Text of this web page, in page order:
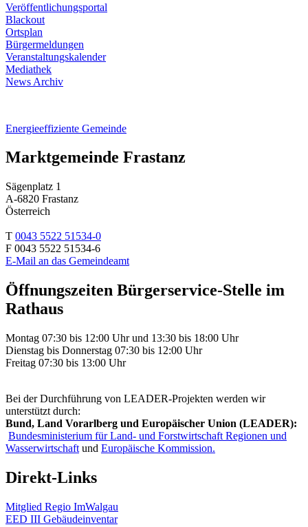
Veröffentlichungsportal
Blackout
Ortsplan
Bürgermeldungen
Veranstaltungskalender
Mediathek
News Archiv
Energieeffiziente Gemeinde
Marktgemeinde Frastanz
Sägenplatz 1
A-6820 Frastanz
Österreich
T 0043 5522 51534-0
F 0043 5522 51534-6
E-Mail an das Gemeindeamt
Öffnungszeiten Bürgerservice-Stelle im
Rathaus
Montag 07:30 bis 12:00 Uhr und 13:30 bis 18:00 Uhr
Dienstag bis Donnerstag 07:30 bis 12:00 Uhr
Freitag 07:30 bis 13:00 Uhr
Bei der Durchführung von LEADER-Projekten werden wir
unterstützt durch:
Bund, Land Vorarlberg und Europäischer Union (LEADER):
Bundesministerium für Land- und Forstwirtschaft Regionen und
Wasserwirtschaft und Europäische Kommission.
Direkt-Links
Mitglied Regio ImWalgau
EED III Gebäudeinventar